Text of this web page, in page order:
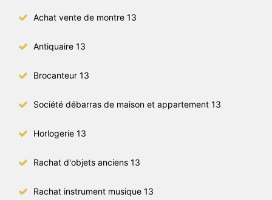
Achat vente de montre 13
Antiquaire 13
Brocanteur 13
Société débarras de maison et appartement 13
Horlogerie 13
Rachat d'objets anciens 13
Rachat instrument musique 13